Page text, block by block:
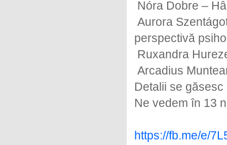
Nóra Dobre –
Aurora
perspectivă
Ruxandra
Arcadius
Detalii se
Ne vedem în 13
https://fb.me/e/